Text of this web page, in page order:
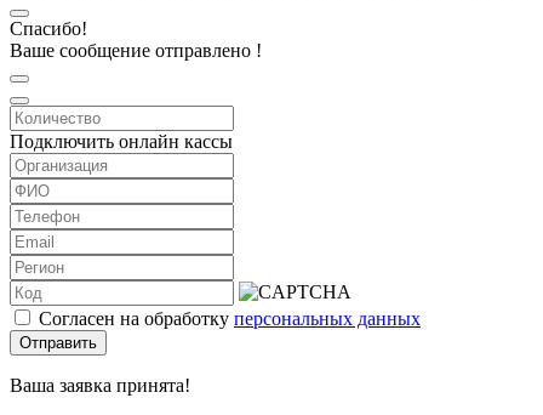
Спасибо!
Ваше сообщение отправлено !
Подключить онлайн кассы
Согласен на обработку персональных данных
Отправить
Ваша заявка принята!